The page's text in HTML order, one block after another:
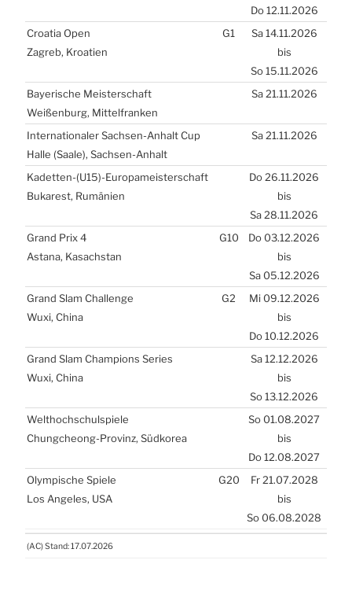
(AC) Stand: 17.07.2026
Do 12.11.2026
Croa­tia Open
Zagreb, Kroa­ti­en
G1
Sa 14.11.2026
bis
So 15.11.2026
Baye­ri­sche Meis­ter­schaft
Wei­ßen­burg, Mit­tel­fran­ken
Sa 21.11.2026
Inter­na­tio­na­ler Sach­sen-Anhalt Cup
Hal­le (Saa­le), Sach­sen-Anhalt
Sa 21.11.2026
Kadetten-(U15)-Europameisterschaft
Buka­rest, Rumä­ni­en
Do 26.11.2026
bis
Sa 28.11.2026
Grand Prix 4
Asta­na, Kasach­stan
G10
Do 03.12.2026
bis
Sa 05.12.2026
Grand Slam Chal­len­ge
Wuxi, Chi­na
G2
Mi 09.12.2026
bis
Do 10.12.2026
Grand Slam Cham­pions Seri­es
Wuxi, Chi­na
Sa 12.12.2026
bis
So 13.12.2026
Welt­hoch­schul­spie­le
Chungche­ong-Pro­vinz, Süd­ko­rea
So 01.08.2027
bis
Do 12.08.2027
Olym­pi­sche Spie­le
Los Ange­les, USA
G20
Fr 21.07.2028
bis
So 06.08.2028
(AC) Stand: 17.07.2026